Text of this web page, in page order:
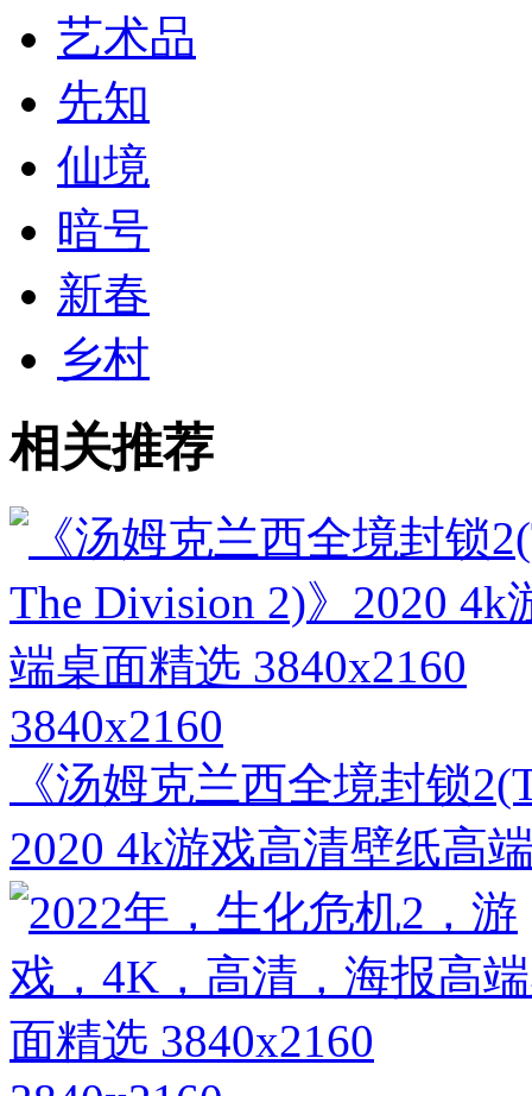
艺术品
先知
仙境
暗号
新春
乡村
相关推荐
3840x2160
《汤姆克兰西全境封锁
2020 4k游戏高清壁纸高